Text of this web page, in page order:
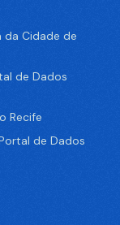
da Cidade de
de Dados
Recife
de Dados